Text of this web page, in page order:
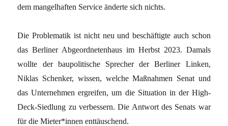
dem mangelhaften Service änderte sich nichts.
Die Problematik ist nicht neu und beschäftigte auch schon
das Berliner Abgeordnetenhaus im Herbst 2023. Damals
wollte der baupolitische Sprecher der Berliner Linken,
Niklas Schenker, wissen, welche Maßnahmen Senat und
das Unternehmen ergreifen, um die Situation in der High-
Deck-Siedlung zu verbessern. Die Antwort des Senats war
für die Mieter*innen enttäuschend.